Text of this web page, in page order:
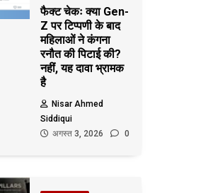
फैक्ट चेकः क्या Gen-
Z पर टिप्पणी के बाद
महिलाओं ने कंगना
रनौत की पिटाई की?
नहीं, यह दावा भ्रामक
है
Nisar Ahmed
Siddiqui
अगस्त 3, 2026
0